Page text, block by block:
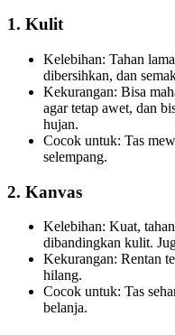
1. Kulit
Kelebihan: Tahan
dibersihkan, dan
Kekurangan: Bisa
agar tetap awet, dan
hujan.
Cocok untuk: Tas
selempang.
2. Kanvas
Kelebihan: Kuat,
dibandingkan kulit.
Kekurangan: Rentan
hilang.
Cocok untuk: Tas
belanja.